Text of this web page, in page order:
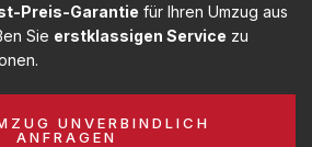
Preis-Garantie für Ihren Umzug aus
Sie erstklassigen Service zu
UNVERBINDLICH
ANFRAGEN